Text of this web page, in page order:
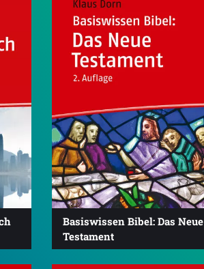
Basiswissen Bibel: Das Neue
Testament